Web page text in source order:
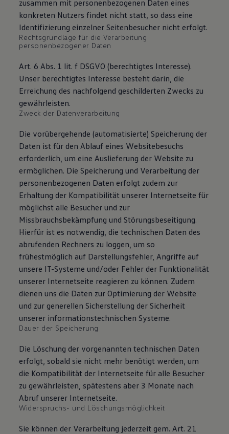
zusammen mit personenbezogenen Daten eines
konkreten Nutzers findet nicht statt, so dass eine
Identifizierung einzelner Seitenbesucher nicht erfolgt.
Rechtsgrundlage für die Verarbeitung
personenbezogener Daten
Art. 6 Abs. 1 lit. f DSGVO (berechtigtes Interesse).
Unser berechtigtes Interesse besteht darin, die
Erreichung des nachfolgend geschilderten Zwecks zu
gewährleisten.
Zweck der Datenverarbeitung
Die vorübergehende (automatisierte) Speicherung der
Daten ist für den Ablauf eines Websitebesuchs
erforderlich, um eine Auslieferung der Website zu
ermöglichen. Die Speicherung und Verarbeitung der
personenbezogenen Daten erfolgt zudem zur
Erhaltung der Kompatibilität unserer Internetseite für
möglichst alle Besucher und zur
Missbrauchsbekämpfung und Störungsbeseitigung.
Hierfür ist es notwendig, die technischen Daten des
abrufenden Rechners zu loggen, um so
frühestmöglich auf Darstellungsfehler, Angriffe auf
unsere IT-Systeme und/oder Fehler der Funktionalität
unserer Internetseite reagieren zu können. Zudem
dienen uns die Daten zur Optimierung der Website
und zur generellen Sicherstellung der Sicherheit
unserer informationstechnischen Systeme.
Dauer der Speicherung
Die Löschung der vorgenannten technischen Daten
erfolgt, sobald sie nicht mehr benötigt werden, um
die Kompatibilität der Internetseite für alle Besucher
zu gewährleisten, spätestens aber 3 Monate nach
Abruf unserer Internetseite.
Widerspruchs- und Löschungsmöglichkeit
Sie können der Verarbeitung jederzeit gem. Art. 21